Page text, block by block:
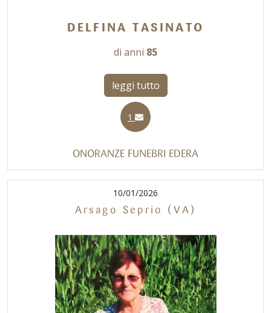
DELFINA TASINATO
di anni 85
leggi tutto
1
ONORANZE FUNEBRI EDERA
10/01/2026
Arsago Seprio (VA)